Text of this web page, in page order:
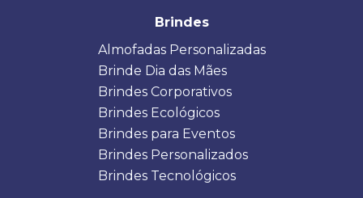
Brindes
Almofadas Personalizadas
Brinde Dia das Mães
Brindes Corporativos
Brindes Ecológicos
Brindes para Eventos
Brindes Personalizados
Brindes Tecnológicos